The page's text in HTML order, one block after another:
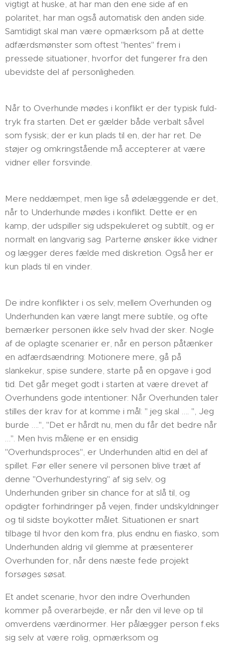
vigtigt at huske, at har man den ene side af en
polaritet, har man også automatisk den anden side.
Samtidigt skal man være opmærksom på at dette
adfærdsmønster som oftest "hentes" frem i
pressede situationer, hvorfor det fungerer fra den
ubevidste del af personligheden.
Når to Overhunde mødes i konflikt er der typisk fuld-
tryk fra starten. Det er gælder både verbalt såvel
som fysisk; der er kun plads til en, der har ret. De
støjer og omkringstående må accepterer at være
vidner eller forsvinde.
Mere neddæmpet, men lige så ødelæggende er det,
når to Underhunde mødes i konflikt. Dette er en
kamp, der udspiller sig udspekuleret og subtilt, og er
normalt en langvarig sag. Parterne ønsker ikke vidner
og lægger deres fælde med diskretion. Også her er
kun plads til en vinder.
De indre konflikter i os selv, mellem Overhunden og
Underhunden kan være langt mere subtile, og ofte
bemærker personen ikke selv hvad der sker. Nogle
af de oplagte scenarier er, når en person påtænker
en adfærdsændring: Motionere mere, gå på
slankekur, spise sundere, starte på en opgave i god
tid. Det går meget godt i starten at være drevet af
Overhundens gode intentioner: Når Overhunden taler
stilles der krav for at komme i mål: " jeg skal …. ", Jeg
burde ….", "Det er hårdt nu, men du får det bedre når
…". Men hvis målene er en ensidig
"Overhundsproces", er Underhunden altid en del af
spillet. Før eller senere vil personen blive træt af
denne "Overhundestyring" af sig selv, og
Underhunden griber sin chance for at slå til, og
opdigter forhindringer på vejen, finder undskyldninger
og til sidste boykotter målet. Situationen er snart
tilbage til hvor den kom fra, plus endnu en fiasko, som
Underhunden aldrig vil glemme at præsenterer
Overhunden for, når dens næste fede projekt
forsøges søsat.
Et andet scenarie, hvor den indre Overhunden
kommer på overarbejde, er når den vil leve op til
omverdens værdinormer. Her pålægger person f.eks
sig selv at være rolig, opmærksom og